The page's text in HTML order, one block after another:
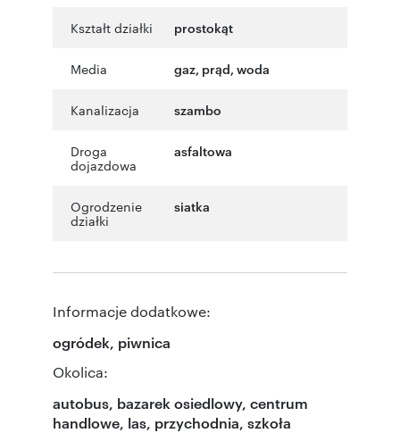
Kształt działki prostokąt
Media gaz, prąd, woda
Kanalizacja szambo
Droga
dojazdowa
asfaltowa
Ogrodzenie
działki
siatka
Informacje dodatkowe:
ogródek, piwnica
Okolica:
autobus, bazarek osiedlowy, centrum
handlowe, las, przychodnia, szkoła